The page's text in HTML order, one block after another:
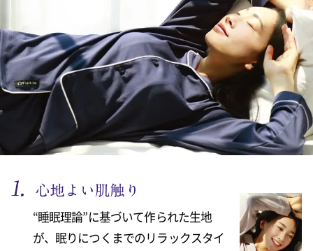
“睡眠理論”に基づいて作られた生地
が、眠りにつくまでのリラックスタイ